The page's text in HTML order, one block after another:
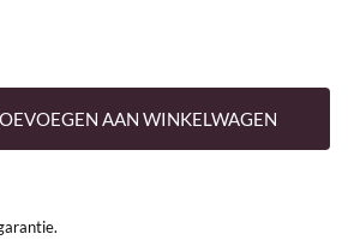
AAN WINKELWAGEN